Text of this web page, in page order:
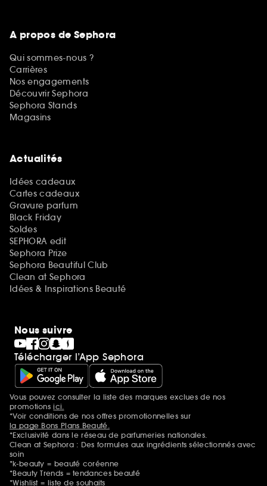
A propos de Sephora
Qui sommes-nous ?
Carrières
Nos engagements
Découvrir Sephora
Sephora Stands
Magasins
Actualités
Idées cadeaux
Cartes cadeaux
Gravure parfum
Black Friday
Soldes
SEPHORA edit
Sephora Prize
Sephora Beautiful Club
Clean at Sephora
Idées & Inspirations Beauté
Nous suivre
Télécharger l’App Sephora
Mentions additionnelles
Vous pouvez consulter la liste des marques exclues de nos
promotionsici.
*Voir conditions de nos offres promotionnelles sur
la page Bons Plans Beauté.
*Exclusivité dans le réseau de parfumeries nationales.
Clean at Sephora : Des formules aux ingrédients sélectionnés avec
soin
*k-beauty = beauté coréenne
*Beauty Trends = tendances beauté
*Wishlist = liste de souhaits